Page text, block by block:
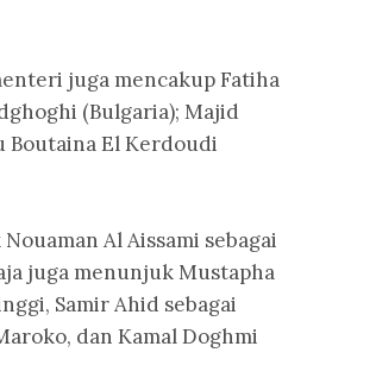
juga mencakup Fatiha
(Bulgaria); Majid
Boutaina El Kerdoudi
Al Aissami sebagai
juga menunjuk Mustapha
Samir Ahid sebagai
dan Kamal Doghmi